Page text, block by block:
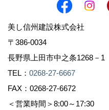
美し信州建設株式会社
〒386-0034
長野県上田市中之条1268－1
TEL： 0268-27-6667
FAX：0268-27-6672
＜営業時間＞8:00～17:30